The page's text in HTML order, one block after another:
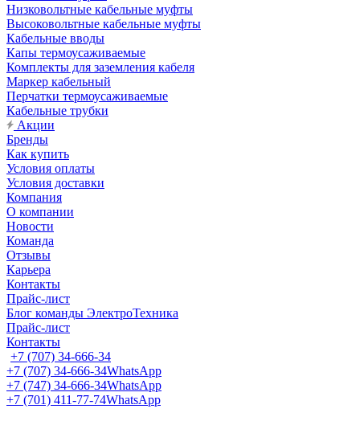
Низковольтные кабельные муфты
Высоковольтные кабельные муфты
Кабельные вводы
Капы термоусаживаемые
Комплекты для заземления кабеля
Маркер кабельный
Перчатки термоусаживаемые
Кабельные трубки
Акции
Бренды
Как купить
Условия оплаты
Условия доставки
Компания
О компании
Новости
Команда
Отзывы
Карьера
Контакты
Прайс-лист
Блог команды ЭлектроТехника
Прайс-лист
Контакты
+7 (707) 34-666-34
+7 (707) 34-666-34WhatsApp
+7 (747) 34-666-34WhatsApp
+7 (701) 411-77-74WhatsApp